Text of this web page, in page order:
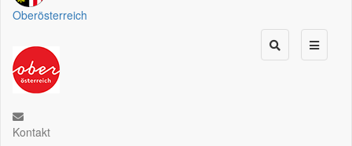
Oberösterreich
Kontakt